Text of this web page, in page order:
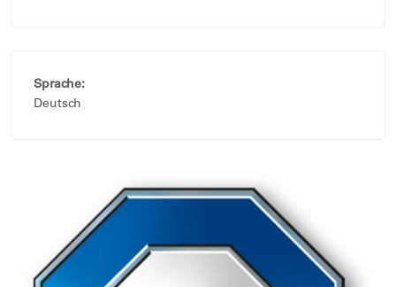
Sprache:
Deutsch